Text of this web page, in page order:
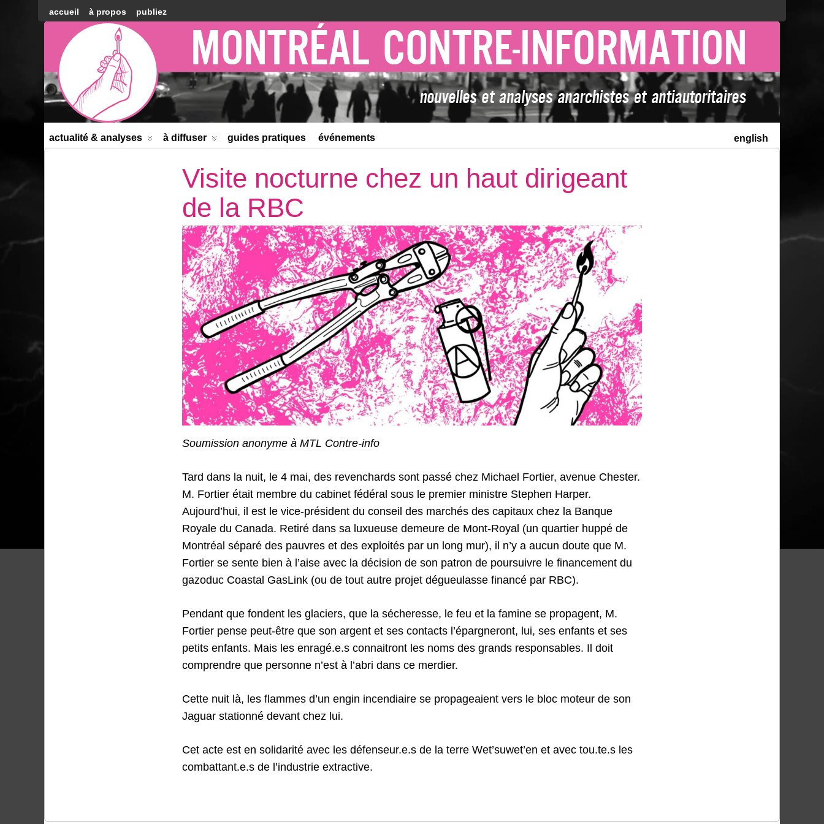
accueil à propos publiez
Montréal
Counter-
information
english
actualité & analyses à diffuser guides pratiques événements
Visite nocturne chez un haut dirigeant
de la RBC
Soumission anonyme à MTL Contre-info
Tard dans la nuit, le 4 mai, des revenchards sont passé chez Michael Fortier, avenue Chester.
M. Fortier était membre du cabinet fédéral sous le premier ministre Stephen Harper.
Aujourd’hui, il est le vice-président du conseil des marchés des capitaux chez la Banque
Royale du Canada. Retiré dans sa luxueuse demeure de Mont-Royal (un quartier huppé de
Montréal séparé des pauvres et des exploités par un long mur), il n’y a aucun doute que M.
Fortier se sente bien à l’aise avec la décision de son patron de poursuivre le financement du
gazoduc Coastal GasLink (ou de tout autre projet dégueulasse financé par RBC).
Pendant que fondent les glaciers, que la sécheresse, le feu et la famine se propagent, M.
Fortier pense peut-être que son argent et ses contacts l’épargneront, lui, ses enfants et ses
petits enfants. Mais les enragé.e.s connaitront les noms des grands responsables. Il doit
comprendre que personne n’est à l’abri dans ce merdier.
Cette nuit là, les flammes d’un engin incendiaire se propageaient vers le bloc moteur de son
Jaguar stationné devant chez lui.
Cet acte est en solidarité avec les défenseur.e.s de la terre Wet’suwet’en et avec tou.te.s les
combattant.e.s de l’industrie extractive.